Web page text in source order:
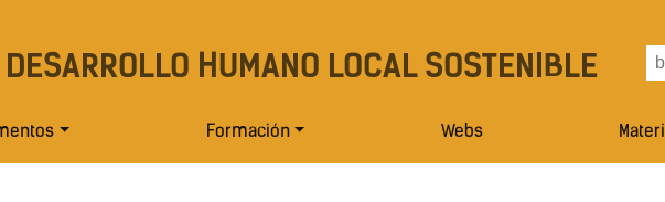
DESARROLLO HUMANO LOCAL SOSTENIBLE
Formación Webs